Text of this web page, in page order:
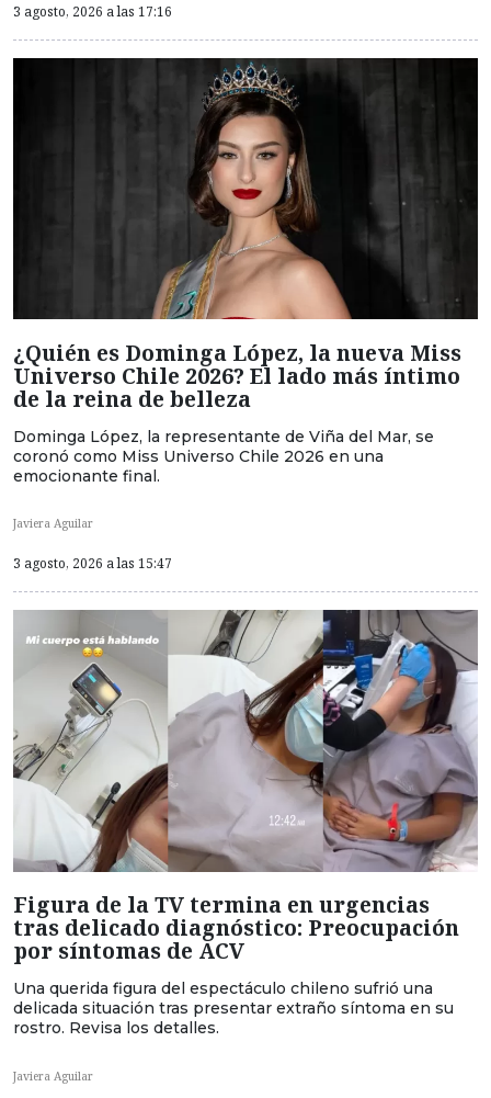
3 agosto, 2026 a las 17:16
¿Quién es Dominga López, la nueva Miss
Universo Chile 2026? El lado más íntimo
de la reina de belleza
Dominga López, la representante de Viña del Mar, se
coronó como Miss Universo Chile 2026 en una
emocionante final.
Javiera Aguilar
3 agosto, 2026 a las 15:47
Figura de la TV termina en urgencias
tras delicado diagnóstico: Preocupación
por síntomas de ACV
Una querida figura del espectáculo chileno sufrió una
delicada situación tras presentar extraño síntoma en su
rostro. Revisa los detalles.
Javiera Aguilar